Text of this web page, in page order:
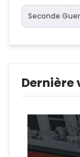
Seconde
Dernière